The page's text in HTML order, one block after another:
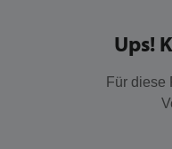
Ups!
Für diese